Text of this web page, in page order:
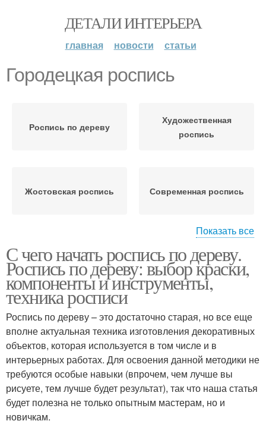
ДЕТАЛИ ИНТЕРЬЕРА
главная новости статьи
Городецкая роспись
Роспись по дереву
Художественная
роспись
Жостовская роспись Современная роспись
Петриковская роспись Жостовкая роспись
Росписи по дереву Хохломская роспись
Краски для росписи Декоративная роспись
Показать все
С чего начать роспись по дереву.
Роспись по дереву: выбор краски,
компоненты и инструменты,
техника росписи
Роспись по дереву – это достаточно старая, но все еще
вполне актуальная техника изготовления декоративных
объектов, которая используется в том числе и в
интерьерных работах. Для освоения данной методики не
требуются особые навыки (впрочем, чем лучше вы
рисуете, тем лучше будет результат), так что наша статья
будет полезна не только опытным мастерам, но и
новичкам.